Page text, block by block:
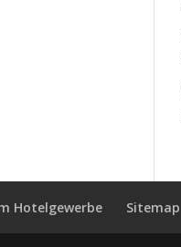
Hotelgewerbe Sitemap